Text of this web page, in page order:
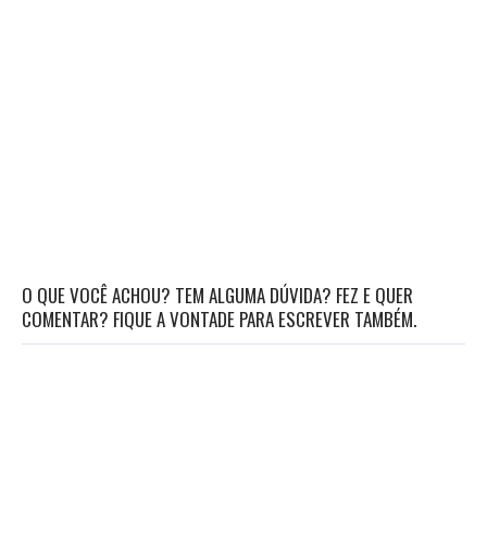
O QUE VOCÊ ACHOU? TEM ALGUMA DÚVIDA? FEZ E QUER
COMENTAR? FIQUE A VONTADE PARA ESCREVER TAMBÉM.